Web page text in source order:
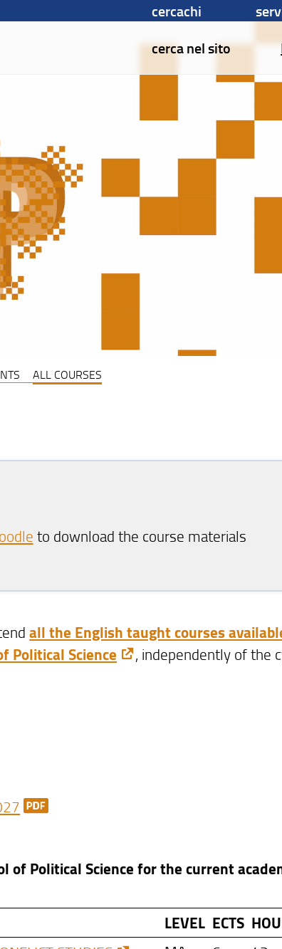
cercachi
cerca nel sito
ALL COURSES
to download the course materials
all the English taught courses
Political Science
, independently of the
of Political Science for the current
LEVEL ECTS